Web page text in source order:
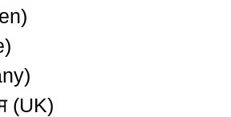
(UK)